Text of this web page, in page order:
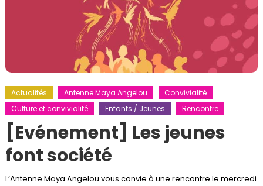
Actualités Antenne Maya Angelou
Convivialité
Culture et convivialité
Enfants / Jeunes Rencontre
[Evénement] Les jeunes
font société
L’Antenne Maya Angelou vous convie à une rencontre le mercredi